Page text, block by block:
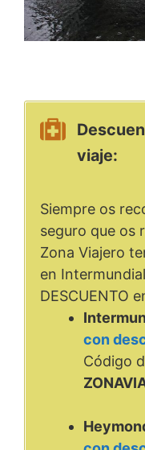
viaje:
Siempre os
seguro que os
Zona Viajero
en
DESCUENTO
con
Código